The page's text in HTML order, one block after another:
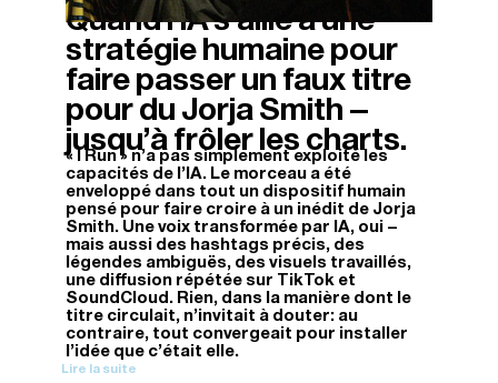
04/12/2025
Quand l’IA s’allie à une
stratégie humaine pour
faire passer un faux titre
pour du Jorja Smith –
jusqu’à frôler les charts.
« I Run » n'a pas simplement exploité les
capacités de l'IA. Le morceau a été
enveloppé dans tout un dispositif humain
pensé pour faire croire à un inédit de Jorja
Smith. Une voix transformée par IA, oui –
mais aussi des hashtags précis, des
légendes ambiguës, des visuels travaillés,
une diffusion répétée sur TikTok et
SoundCloud. Rien, dans la manière dont le
titre circulait, n'invitait à douter: au
contraire, tout convergeait pour installer
l'idée que c'était elle.
Lire la suite